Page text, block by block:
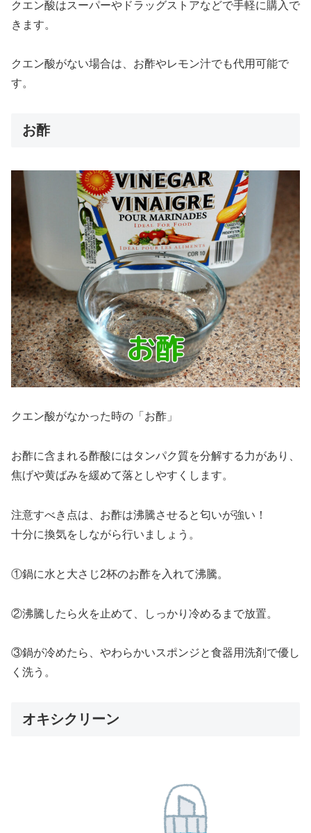
クエン酸はスーパーやドラッグストアなどで手軽に購入で
きます。
クエン酸がない場合は、お酢やレモン汁でも代用可能で
す。
お酢
クエン酸がなかった時の「お酢」
お酢に含まれる酢酸にはタンパク質を分解する力があり、
焦げや黄ばみを緩めて落としやすくします。
注意すべき点は、お酢は沸騰させると匂いが強い！
十分に換気をしながら行いましょう。
①鍋に水と大さじ2杯のお酢を入れて沸騰。
②沸騰したら火を止めて、しっかり冷めるまで放置。
③鍋が冷めたら、やわらかいスポンジと食器用洗剤で優し
く洗う。
オキシクリーン